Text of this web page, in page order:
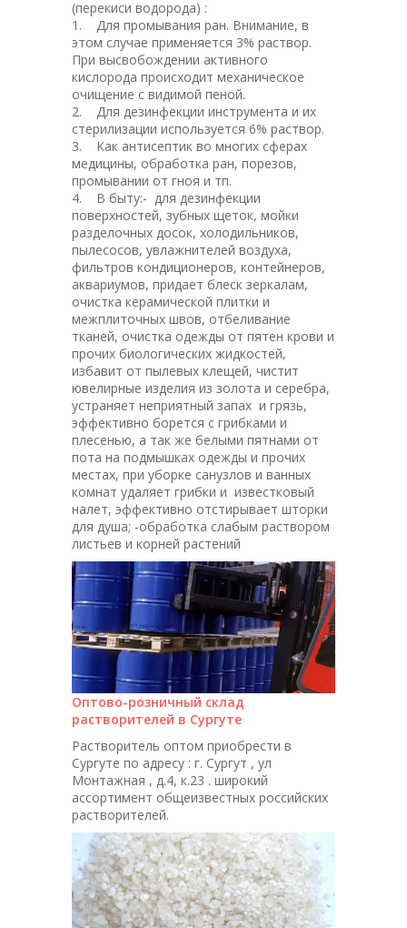
(перекиси водорода) :
1. Для промывания ран. Внимание, в
этом случае применяется 3% раствор.
При высвобождении активного
кислорода происходит механическое
очищение с видимой пеной.
2. Для дезинфекции инструмента и их
стерилизации используется 6% раствор.
3. Как антисептик во многих сферах
медицины, обработка ран, порезов,
промывании от гноя и тп.
4. В быту:- для дезинфекции
поверхностей, зубных щеток, мойки
разделочных досок, холодильников,
пылесосов, увлажнителей воздуха,
фильтров кондиционеров, контейнеров,
аквариумов, придает блеск зеркалам,
очистка керамической плитки и
межплиточных швов, отбеливание
тканей, очистка одежды от пятен крови и
прочих биологических жидкостей,
избавит от пылевых клещей, чистит
ювелирные изделия из золота и серебра,
устраняет неприятный запах и грязь,
эффективно борется с грибками и
плесенью, а так же белыми пятнами от
пота на подмышках одежды и прочих
местах, при уборке санузлов и ванных
комнат удаляет грибки и известковый
налет, эффективно отстирывает шторки
для душа; -обработка слабым раствором
листьев и корней растений
Оптово-розничный склад
растворителей в Сургуте
Растворитель оптом приобрести в
Сургуте по адресу : г. Сургут , ул
Монтажная , д.4, к.23 . широкий
ассортимент общеизвестных российских
растворителей.